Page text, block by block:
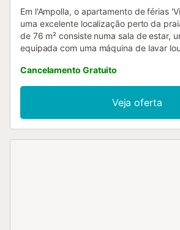
Em l'Ampolla, o apartamento de férias
uma excelente localização perto da
de 76 m² consiste numa sala de estar,
equipada com uma máquina de lavar
Outras comodidades incluem Wi-Fi de
(adequado para chamadas de vídeo),
condicionado, bem como uma máquina
apartamento de férias também oferece
privada onde se pode relaxar à noite.
Cancelamento Gratuito
Veja oferta